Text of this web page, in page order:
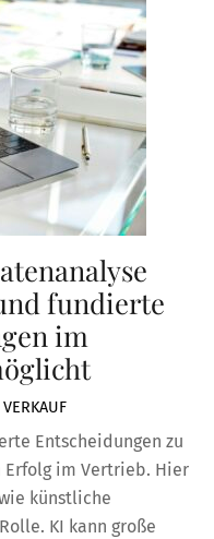
fundierte
im
Entscheidungen zu
im Vertrieb. Hier
künstliche
KI kann große